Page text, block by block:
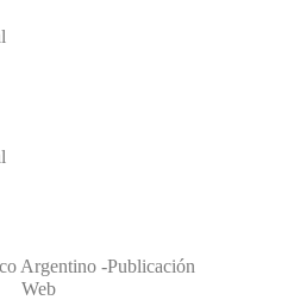
Argentino -Publicación
Web